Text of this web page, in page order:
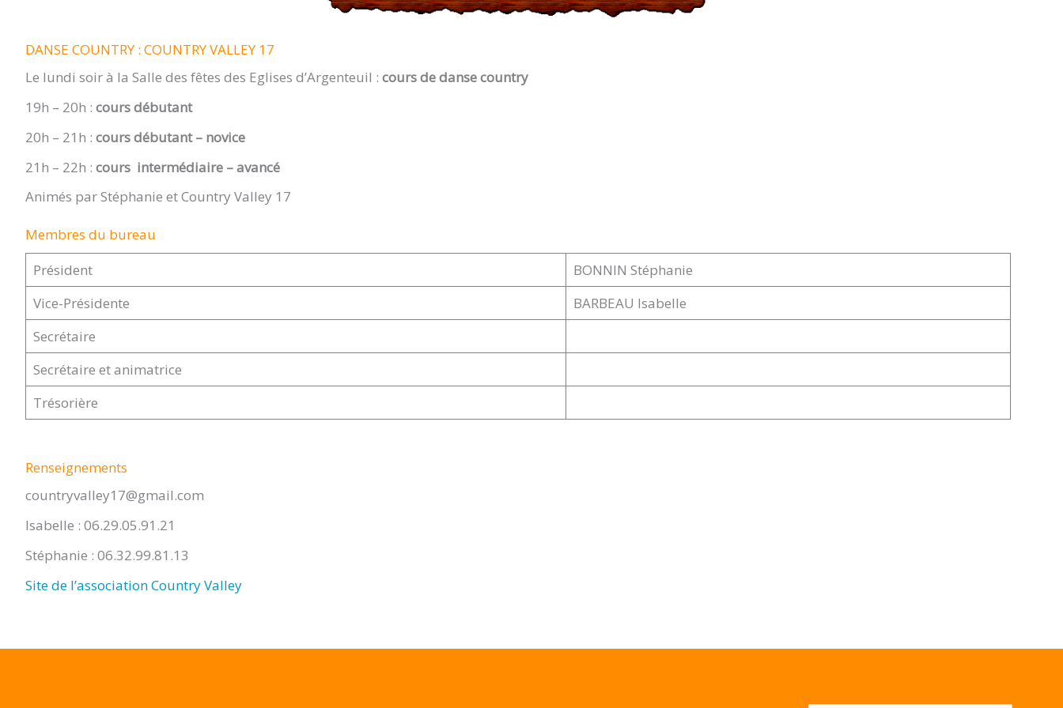
DANSE COUNTRY : COUNTRY VALLEY 17
Le lundi soir à la Salle des fêtes des Eglises d’Argenteuil : cours de danse country
19h – 20h : cours débutant
20h – 21h : cours débutant – novice
21h – 22h : cours intermédiaire – avancé
Animés par Stéphanie et Country Valley 17
Membres du bureau
Président
BONNIN Stéphanie
Vice-Présidente
BARBEAU Isabelle
Secrétaire
Secrétaire et animatrice
Trésorière
Renseignements
countryvalley17@gmail.com
Isabelle : 06.29.05.91.21
Stéphanie : 06.32.99.81.13
Site de l’association Country Valley